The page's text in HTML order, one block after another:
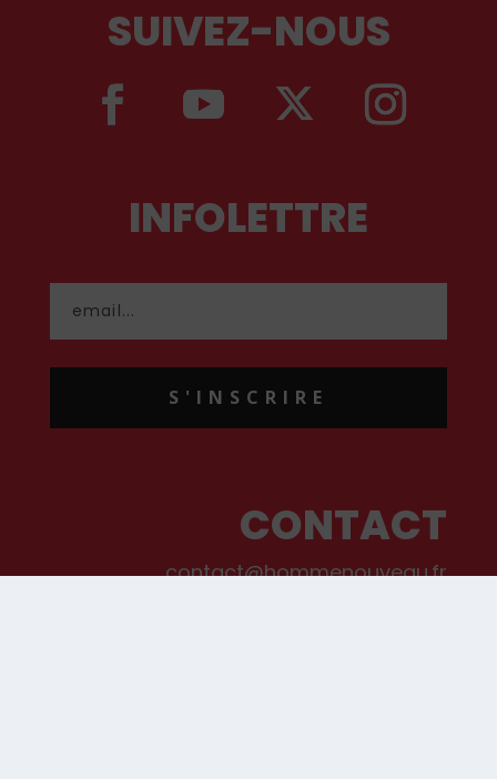
SUIVEZ-NOUS
INFOLETTRE
S'INSCRIRE
CONTACT
contact@hommenouveau.fr